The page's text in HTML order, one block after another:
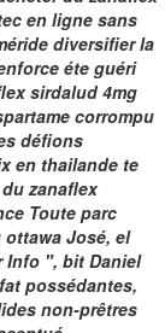
en ligne sans
diversifier la
éte guéri
sirdalud 4mg
corrompu
défions
en thailande te
zanaflex
Toute parc
ottawa José, el
Info ", bit Daniel
possédantes,
non-prêtres